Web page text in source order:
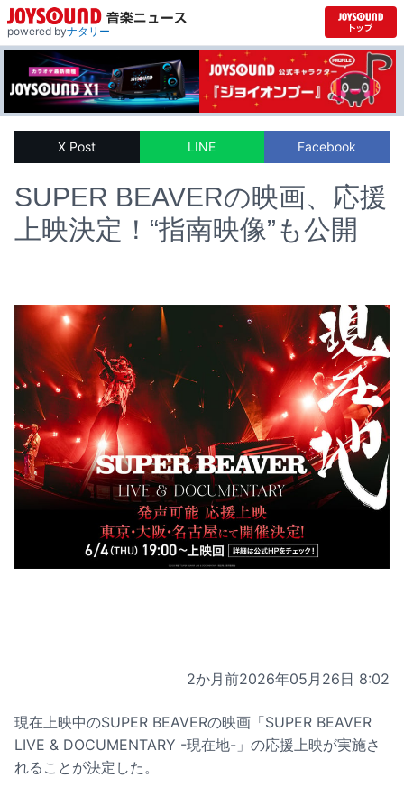
powered byナタリー
X Post LINE Facebook
SUPER BEAVERの映画、応援
上映決定！“指南映像”も公開
2か月前2026年05月26日 8:02
現在上映中のSUPER BEAVERの映画「SUPER BEAVER
LIVE & DOCUMENTARY -現在地-」の応援上映が実施さ
れることが決定した。